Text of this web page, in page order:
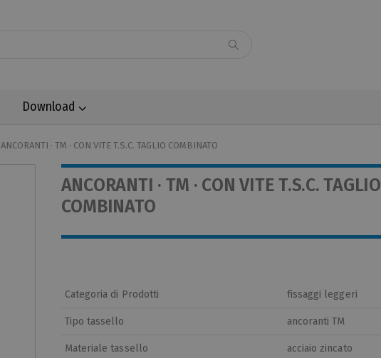
Download
ANCORANTI · TM · CON VITE T.S.C. TAGLIO COMBINATO
ANCORANTI · TM · CON VITE T.S.C. TAGLIO
COMBINATO
Categoria di Prodotti fissaggi leggeri
Tipo tassello ancoranti TM
Materiale tassello acciaio zincato